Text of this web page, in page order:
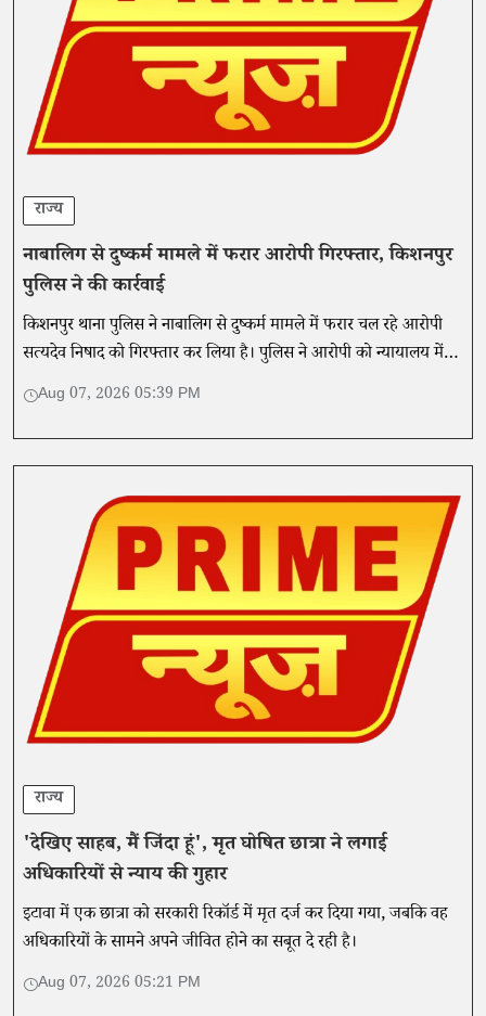
राज्य
नाबालिग से दुष्कर्म मामले में फरार आरोपी गिरफ्तार, किशनपुर
पुलिस ने की कार्रवाई
किशनपुर थाना पुलिस ने नाबालिग से दुष्कर्म मामले में फरार चल रहे आरोपी
सत्यदेव निषाद को गिरफ्तार कर लिया है। पुलिस ने आरोपी को न्यायालय में
पेश कर आगे की कानूनी कार्रवाई शुरू कर दी है।
Aug 07, 2026 05:39 PM
राज्य
'देखिए साहब, मैं जिंदा हूं', मृत घोषित छात्रा ने लगाई
अधिकारियों से न्याय की गुहार
इटावा में एक छात्रा को सरकारी रिकॉर्ड में मृत दर्ज कर दिया गया, जबकि वह
अधिकारियों के सामने अपने जीवित होने का सबूत दे रही है।
Aug 07, 2026 05:21 PM